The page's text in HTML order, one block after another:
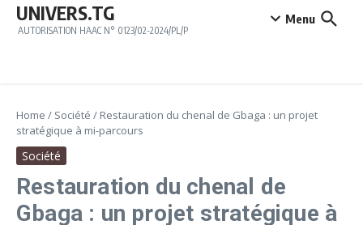
UNIVERS.TG
AUTORISATION HAAC N° 0123/02-2024/PL/P
Menu
Home / Société / Restauration du chenal de Gbaga : un projet
stratégique à mi-parcours
Société
Restauration du chenal de
Gbaga : un projet stratégique à